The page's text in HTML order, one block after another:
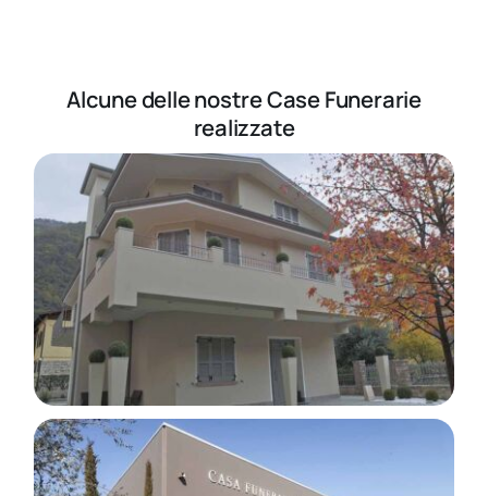
Alcune delle nostre Case Funerarie
realizzate